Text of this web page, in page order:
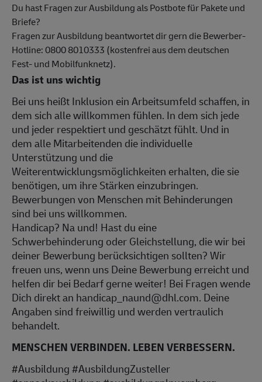
Du hast Fragen zur Ausbildung als Postbote für Pakete und
Briefe?
Fragen zur Ausbildung beantwortet dir gern die Bewerber-
Hotline: 0800 8010333 (kostenfrei aus dem deutschen
Fest- und Mobilfunknetz).
Das ist uns wichtig
Bei uns heißt Inklusion ein Arbeitsumfeld schaffen, in
dem sich alle willkommen fühlen. In dem sich jede
und jeder respektiert und geschätzt fühlt. Und in
dem alle Mitarbeitenden die individuelle
Unterstützung und die
Weiterentwicklungsmöglichkeiten erhalten, die sie
benötigen, um ihre Stärken einzubringen.
Bewerbungen von Menschen mit Behinderungen
sind bei uns willkommen.
Handicap? Na und! Hast du eine
Schwerbehinderung oder Gleichstellung, die wir bei
deiner Bewerbung berücksichtigen sollten? Wir
freuen uns, wenn uns Deine Bewerbung erreicht und
helfen dir bei Bedarf gerne weiter! Bei Fragen wende
Dich direkt an handicap_naund@dhl.com. Deine
Angaben sind freiwillig und werden vertraulich
behandelt.
MENSCHEN VERBINDEN. LEBEN VERBESSERN.
#Ausbildung #AusbildungZusteller